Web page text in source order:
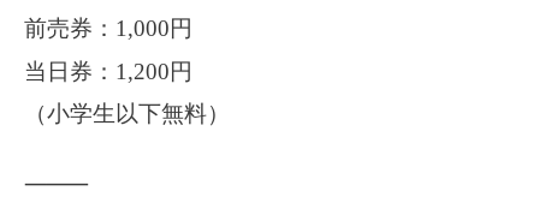
前売券：1,000円
当日券：1,200円
（小学生以下無料）
⸻